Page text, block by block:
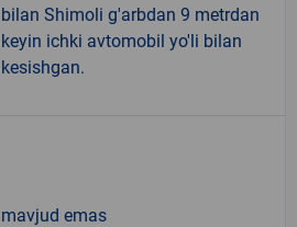
bilan Shimoli g'arbdan 9 metrdan
keyin ichki avtomobil yo'li bilan
kesishgan.
mavjud emas